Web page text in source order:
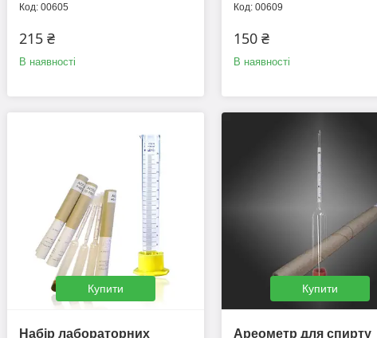
00605
215 ₴
В наявності
00609
150 ₴
В наявності
Купити
Набір лабораторних
Купити
Ареометр для спирту